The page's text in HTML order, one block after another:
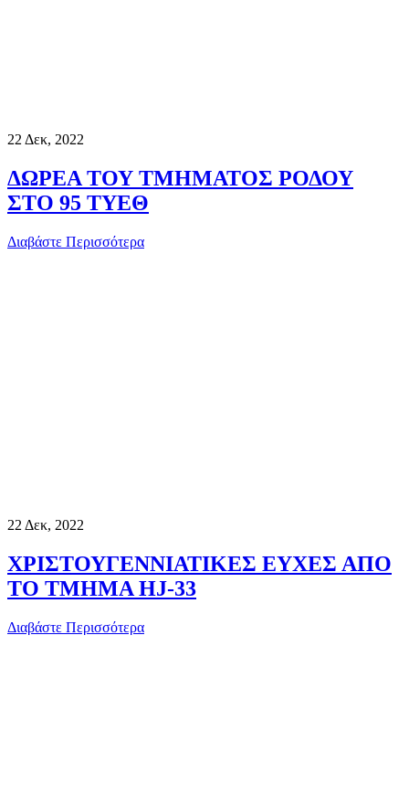
22 Δεκ, 2022
ΔΩΡΕΑ ΤΟΥ ΤΜΗΜΑΤΟΣ ΡΟΔΟΥ
ΣΤΟ 95 ΤΥΕΘ
Διαβάστε Περισσότερα
22 Δεκ, 2022
ΧΡΙΣΤΟΥΓΕΝΝΙΑΤΙΚΕΣ ΕΥΧΕΣ ΑΠΟ
ΤΟ ΤΜΗΜΑ HJ-33
Διαβάστε Περισσότερα